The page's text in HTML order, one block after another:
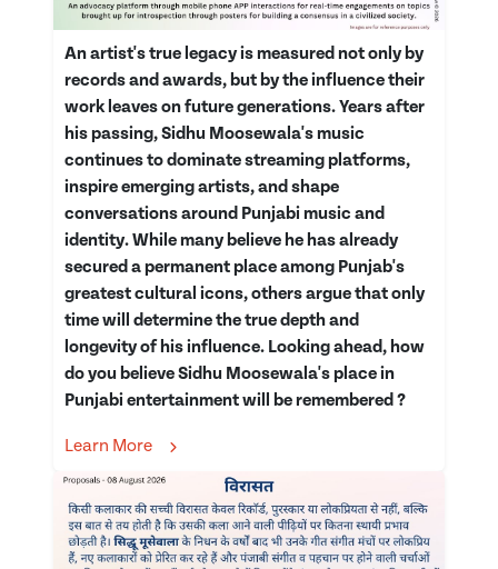
An artist's true legacy is measured not only by
records and awards, but by the influence their
work leaves on future generations. Years after
his passing, Sidhu Moosewala's music
continues to dominate streaming platforms,
inspire emerging artists, and shape
conversations around Punjabi music and
identity. While many believe he has already
secured a permanent place among Punjab's
greatest cultural icons, others argue that only
time will determine the true depth and
longevity of his influence. Looking ahead, how
do you believe Sidhu Moosewala's place in
Punjabi entertainment will be remembered ?
Learn More